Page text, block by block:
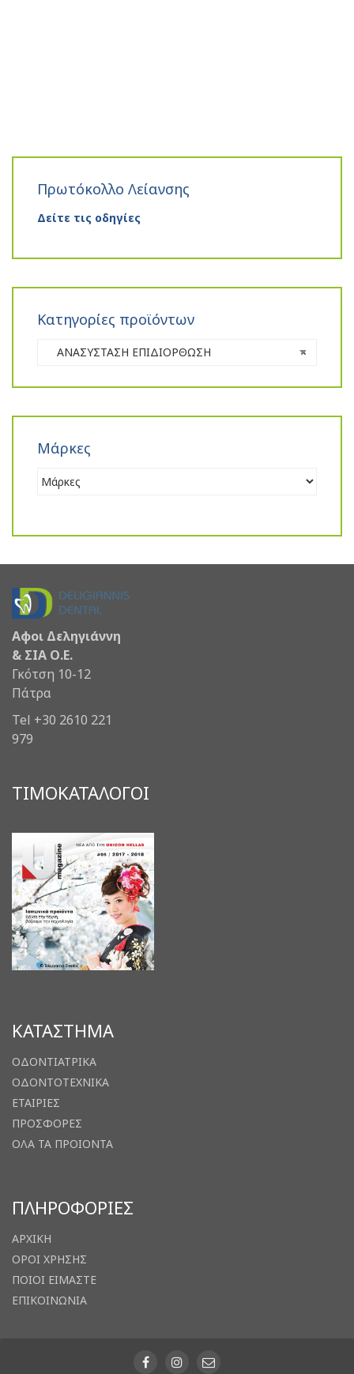
Πρωτόκολλο Λείανσης
Δείτε τις οδηγίες
Κατηγορίες προϊόντων
×
ΑΝΑΣΥΣΤΑΣΗ ΕΠΙΔΙΟΡΘΩΣΗ
Μάρκες
Αφοι Δεληγιάννη
& ΣΙΑ Ο.Ε.
Γκότση 10-12
Πάτρα
Tel +30 2610 221
979
ΤΙΜΟΚΑΤΑΛΟΓΟΙ
ΚΑΤΑΣΤΗΜΑ
ΟΔΟΝΤΙΑΤΡΙΚΑ
ΟΔΟΝΤΟΤΕΧΝΙΚΑ
ΕΤΑΙΡΙΕΣ
ΠΡΟΣΦΟΡΕΣ
ΟΛΑ ΤΑ ΠΡΟΙΟΝΤΑ
ΠΛΗΡΟΦΟΡΙΕΣ
ΑΡΧΙΚΗ
ΟΡΟΙ ΧΡΗΣΗΣ
ΠΟΙΟΙ ΕΙΜΑΣΤΕ
ΕΠΙΚΟΙΝΩΝΙΑ